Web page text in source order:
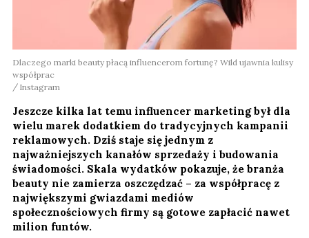
Dlaczego marki beauty płacą influencerom fortunę? Wild ujawnia kulisy
współprac
Instagram
Jeszcze kilka lat temu influencer marketing był dla
wielu marek dodatkiem do tradycyjnych kampanii
reklamowych. Dziś staje się jednym z
najważniejszych kanałów sprzedaży i budowania
świadomości. Skala wydatków pokazuje, że branża
beauty nie zamierza oszczędzać – za współpracę z
największymi gwiazdami mediów
społecznościowych firmy są gotowe zapłacić nawet
milion funtów.